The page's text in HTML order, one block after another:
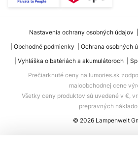
Nastavenia ochrany osobných údajov
Obchodné podmienky
Ochrana osobných
Vyhláška o batériách a akumulátoroch
Prečiarknuté ceny na lumories.sk
maloobchodnej cene
Všetky ceny produktov sú uvedené v €,
prepravných
© 2026 Lampenwelt